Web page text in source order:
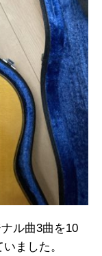
ル曲3曲を10
ました。